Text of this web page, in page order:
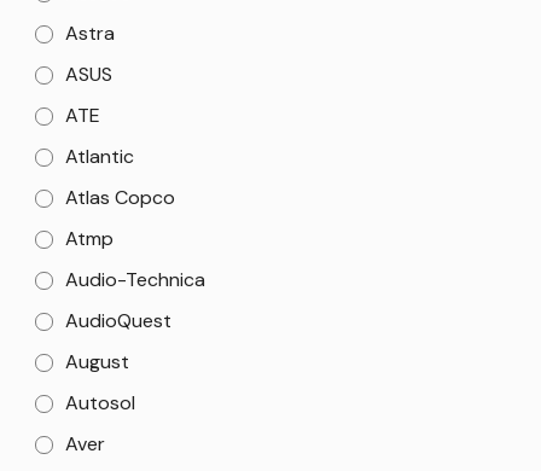
Astra
ASUS
ATE
Atlantic
Atlas Copco
Atmp
Audio-Technica
AudioQuest
August
Autosol
Aver